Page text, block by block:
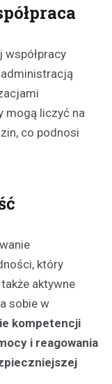
współpracy
mogą liczyć na
co podnosi
który
aktywne
sobie w
kompetencji
i reagowania